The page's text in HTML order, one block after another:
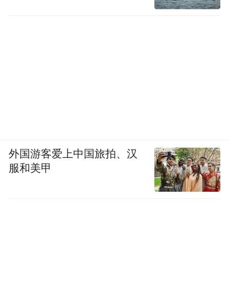
外国游客爱上中国旅拍、汉
服和美甲